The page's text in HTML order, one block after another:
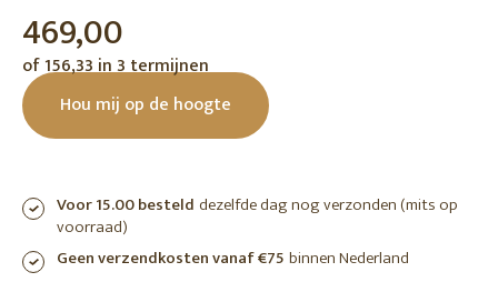
469,00
of 156,33 in 3 termijnen
Hou mij op de hoogte
Voor 15.00 besteld dezelfde dag nog verzonden (mits op
voorraad)
Geen verzendkosten vanaf €75 binnen Nederland